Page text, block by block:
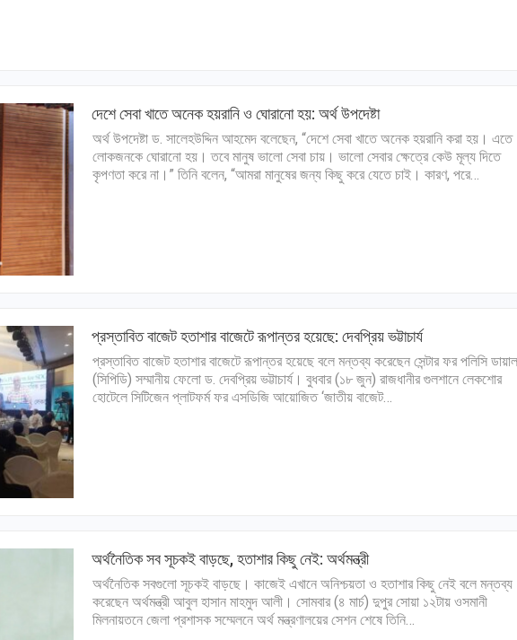
দেশে সেবা খাতে অনেক হয়রানি ও ঘোরানো হয়: অর্থ উপদেষ্টা
অর্থ উপদেষ্টা ড. সালেহউদ্দিন আহমেদ বলেছেন, “দেশে সেবা খাতে অনেক হয়রানি করা হয়। এতে
লোকজনকে ঘোরানো হয়। তবে মানুষ ভালো সেবা চায়। ভালো সেবার ক্ষেত্রে কেউ মূল্য দিতে
কৃপণতা করে না।” তিনি বলেন, “আমরা মানুষের জন্য কিছু করে যেতে চাই। কারণ, পরে…
প্রস্তাবিত বাজেট হতাশার বাজেটে রূপান্তর হয়েছে: দেবপ্রিয় ভট্টাচার্য
প্রস্তাবিত বাজেট হতাশার বাজেটে রূপান্তর হয়েছে বলে মন্তব্য করেছেন সেন্টার ফর পলিসি
(সিপিডি) সম্মানীয় ফেলো ড. দেবপ্রিয় ভট্টাচার্য। বুধবার (১৮ জুন) রাজধানীর গুলশানে লেকশোর
হোটেলে সিটিজেন প্লাটফর্ম ফর এসডিজি আয়োজিত ‘জাতীয় বাজেট…
অর্থনৈতিক সব সূচকই বাড়ছে, হতাশার কিছু নেই: অর্থমন্ত্রী
অর্থনৈতিক সবগুলো সূচকই বাড়ছে। কাজেই এখানে অনিশ্চয়তা ও হতাশার কিছু নেই বলে মন্তব্য
করেছেন অর্থমন্ত্রী আবুল হাসান মাহমুদ আলী। সোমবার (৪ মার্চ) দুপুর সোয়া ১২টায় ওসমানী
মিলনায়তনে জেলা প্রশাসক সম্মেলনে অর্থ মন্ত্রণালয়ের সেশন শেষে তিনি…